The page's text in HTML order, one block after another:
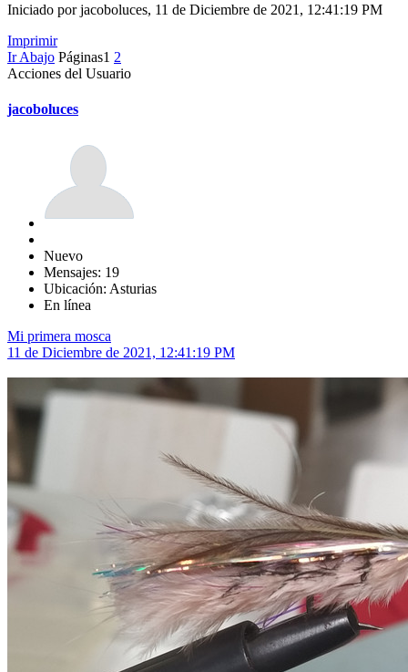
Iniciado por jacoboluces, 11 de Diciembre de 2021, 12:41:19 PM
Imprimir
Ir Abajo Páginas1 2
Acciones del Usuario
jacoboluces
Nuevo
Mensajes: 19
Ubicación: Asturias
En línea
Mi primera mosca
11 de Diciembre de 2021, 12:41:19 PM